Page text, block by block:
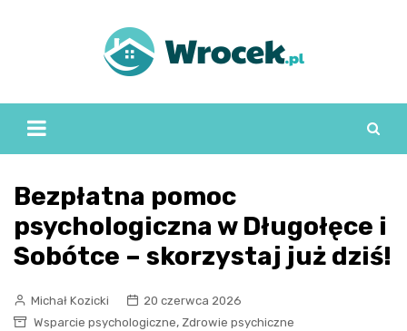
Bezpłatna pomoc
psychologiczna w Długołęce i
Sobótce – skorzystaj już dziś!
Michał Kozicki
20 czerwca 2026
Wsparcie psychologiczne, Zdrowie psychiczne